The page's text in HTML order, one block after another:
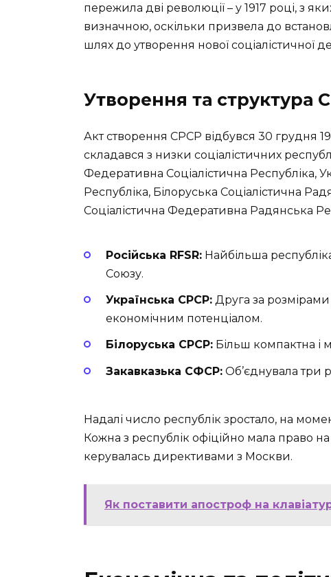
пережила дві революції – у 1917 році, з
визначною, оскільки призвела до
шлях до утворення нової соціалістичної
Утворення та структура
Акт створення СРСР відбувся 30 грудня
складався з низки соціалістичних
Федеративна Соціалістична Республіка,
Республіка, Білоруська Соціалістична
Соціалістична Федеративна Радянська
Російська RFSR: Найбільша
Союзу.
Українська СРСР: Друга за
економічним потенціалом.
Білоруська СРСР: Більш компактна і
Закавказька СФСР: Об’єднувала три
Надалі число республік зростало, на
Кожна з республік офіційно мала право
керувалась директивами з Москви.
Як поставити апостроф на